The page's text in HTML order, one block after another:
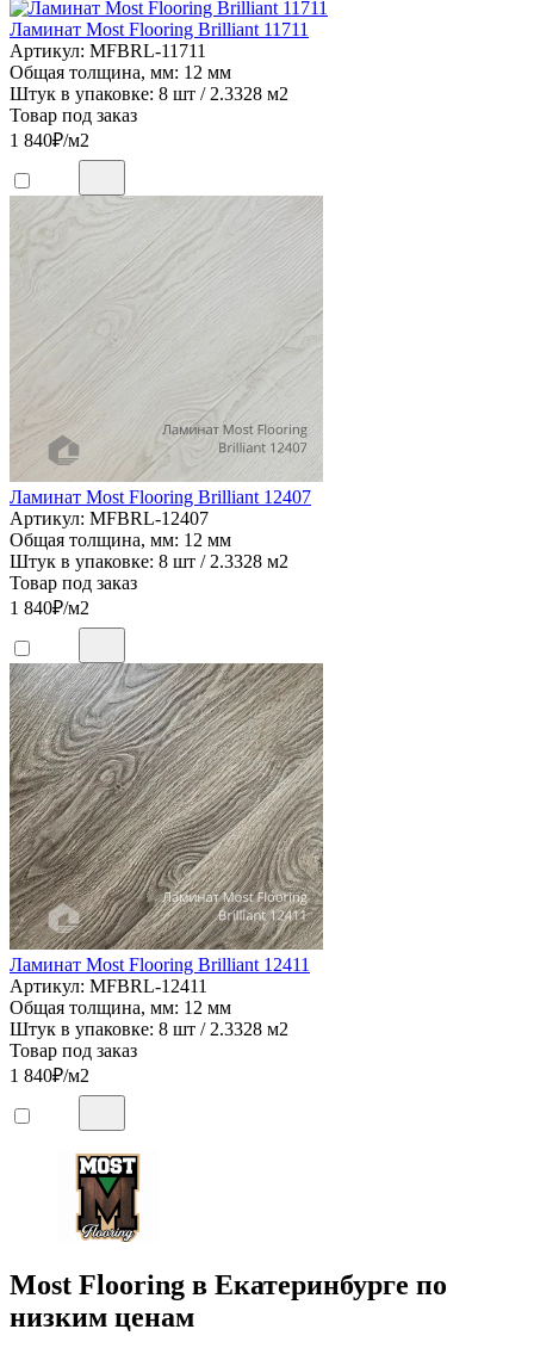
Ламинат Most Flooring Brilliant 11711
Артикул: MFBRL-11711
Общая толщина, мм: 12 мм
Штук в упаковке: 8 шт / 2.3328 м2
Товар под заказ
1 840₽/м2
Ламинат Most Flooring Brilliant 12407
Артикул: MFBRL-12407
Общая толщина, мм: 12 мм
Штук в упаковке: 8 шт / 2.3328 м2
Товар под заказ
1 840₽/м2
Ламинат Most Flooring Brilliant 12411
Артикул: MFBRL-12411
Общая толщина, мм: 12 мм
Штук в упаковке: 8 шт / 2.3328 м2
Товар под заказ
1 840₽/м2
Most Flooring в Екатеринбурге по
низким ценам